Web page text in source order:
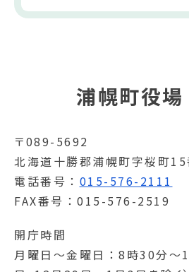
浦幌町役場
〒089-5692
北海道十勝郡浦幌町字桜町15
電話番号
015-576-2111
FAX番号
015-576-2519
開庁時間
月曜日～金曜日
8時30分～